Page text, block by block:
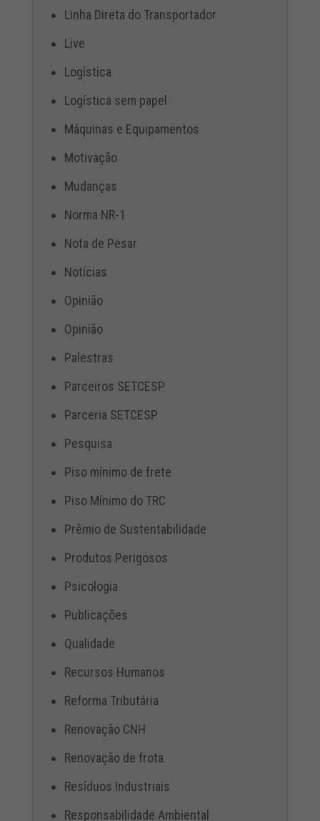
Linha Direta do Transportador
Live
Logística
Logística sem papel
Máquinas e Equipamentos
Motivação
Mudanças
Norma NR-1
Nota de Pesar
Notícias
Opinião
Opinião
Palestras
Parceiros SETCESP
Parceria SETCESP
Pesquisa
Piso mínimo de frete
Piso Mínimo do TRC
Prêmio de Sustentabilidade
Produtos Perigosos
Psicologia
Publicações
Qualidade
Recursos Humanos
Reforma Tributária
Renovação CNH
Renovação de frota
Resíduos Industriais
Responsabilidade Ambiental